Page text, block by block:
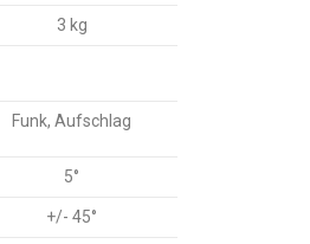
3 kg
Funk, Aufschlag
5°
+/- 45°